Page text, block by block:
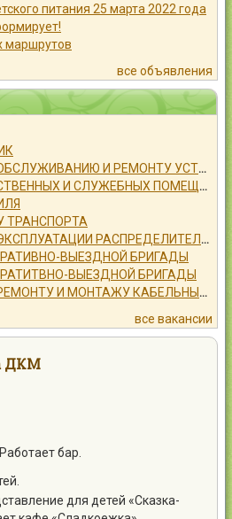
питания 25 марта 2022 года
маршрутов
все объявления
ЭЛЕКТРОМОНТЕР ПО ОБСЛУЖИВАНИЮ И РЕМОНТУ УСТРОЙСТВ СИГНАЛИЗАЦИИ, ЦЕНТРАЛИЗАЦИИ И БЛОКИРОВКИ
УБОРЩИК ПРОИЗВОДСТВЕННЫХ И СЛУЖЕБНЫХ ПОМЕЩЕНИЙ
ТРАНСПОРТА
ЭЛЕКТРОМОНТЕР ПО ЭКСПЛУАТАЦИИ РАСПРЕДЕЛИТЕЛЬНЫХ СЕТЕЙ
ВЫЕЗДНОЙ БРИГАДЫ
ВЫЕЗДНОЙ БРИГАДЫ
ЭЛЕКТРОМОНТЕР ПО РЕМОНТУ И МОНТАЖУ КАБЕЛЬНЫХ ЛИНИЙ
все вакансии
ДКМ
бар.
для детей «Сказка-